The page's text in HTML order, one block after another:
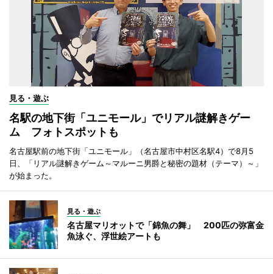
見る・遊ぶ
名駅の地下街「ユニモール」でリアル謎解きゲー
ム フォトスポットも
名古屋駅前の地下街「ユニモール」（名古屋市中村区名駅4）で8月5
日、「リアル謎解きゲーム～マルーニ男爵と秘密の題材（テーマ）～」
が始まった。
見る・遊ぶ
名古屋マリオットで「錦魚の舞」 200匹の弥富金
魚泳ぐ、浮世絵アートも